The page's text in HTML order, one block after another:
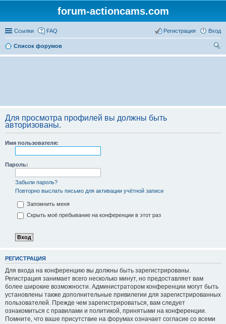
forum-actioncams.com
Ссылки FAQ Вход
Регистрация
Список форумов
ои
Для просмотра профилей вы должны быть
авторизованы.
Имя пользователя:
Пароль:
Забыли пароль?
Повторно выслать письмо для активации учётной записи
Запомнить меня
Скрыть моё пребывание на конференции в этот раз
РЕГИСТРАЦИЯ
Для входа на конференцию вы должны быть зарегистрированы.
Регистрация занимает всего несколько минут, но предоставляет вам
более широкие возможности. Администратором конференции могут быть
установлены также дополнительные привилегии для зарегистрированных
пользователей. Прежде чем зарегистрироваться, вам следует
ознакомиться с правилами и политикой, принятыми на конференции.
Помните, что ваше присутствие на форумах означает согласие со всеми